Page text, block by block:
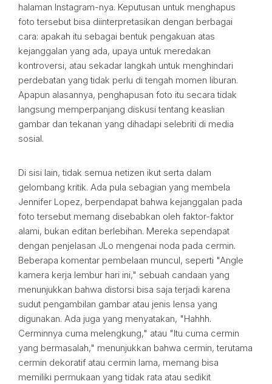
halaman Instagram-nya. Keputusan untuk menghapus
foto tersebut bisa diinterpretasikan dengan berbagai
cara: apakah itu sebagai bentuk pengakuan atas
kejanggalan yang ada, upaya untuk meredakan
kontroversi, atau sekadar langkah untuk menghindari
perdebatan yang tidak perlu di tengah momen liburan.
Apapun alasannya, penghapusan foto itu secara tidak
langsung memperpanjang diskusi tentang keaslian
gambar dan tekanan yang dihadapi selebriti di media
sosial.
Di sisi lain, tidak semua netizen ikut serta dalam
gelombang kritik. Ada pula sebagian yang membela
Jennifer Lopez, berpendapat bahwa kejanggalan pada
foto tersebut memang disebabkan oleh faktor-faktor
alami, bukan editan berlebihan. Mereka sependapat
dengan penjelasan JLo mengenai noda pada cermin.
Beberapa komentar pembelaan muncul, seperti "Angle
kamera kerja lembur hari ini," sebuah candaan yang
menunjukkan bahwa distorsi bisa saja terjadi karena
sudut pengambilan gambar atau jenis lensa yang
digunakan. Ada juga yang menyatakan, "Hahhh.
Cerminnya cuma melengkung," atau "Itu cuma cermin
yang bermasalah," menunjukkan bahwa cermin, terutama
cermin dekoratif atau cermin lama, memang bisa
memiliki permukaan yang tidak rata atau sedikit